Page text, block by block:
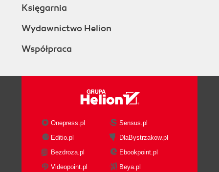
Księgarnia
Wydawnictwo Helion
Współpraca
Onepress.pl
Sensus.pl
Editio.pl
DlaBystrzakow.pl
Bezdroza.pl
Ebookpoint.pl
Videopoint.pl
Beya.pl